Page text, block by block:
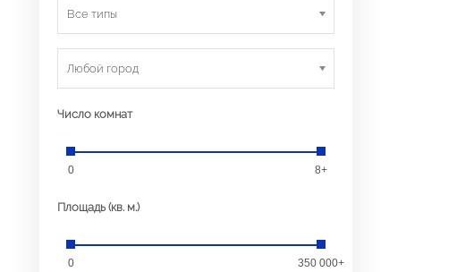
Все типы
Любой город
Число комнат
0 8+
Площадь (кв. м.)
0 350 000+